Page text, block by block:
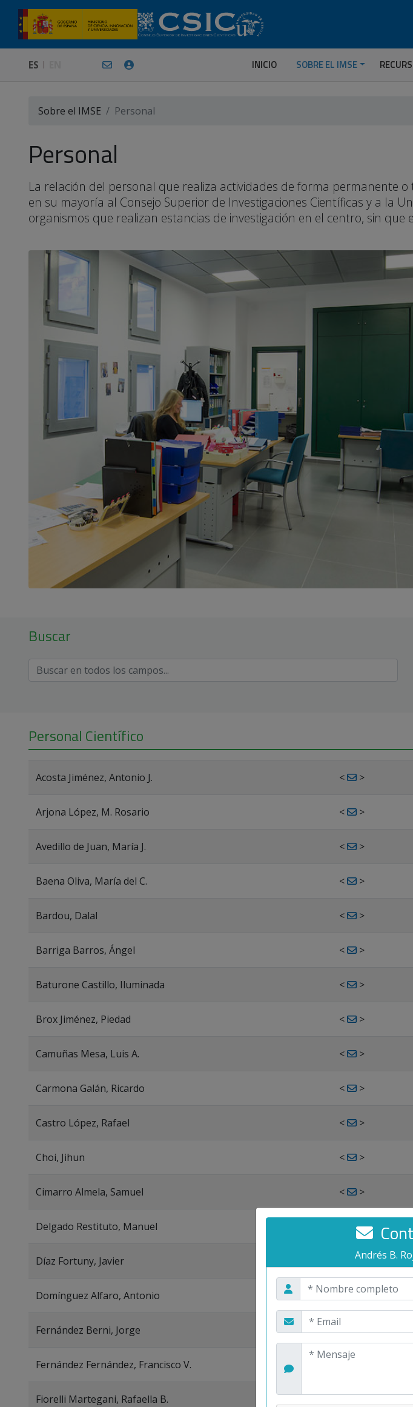
ES INICIO SOBRE EL IMSE
Sobre el IMSE Personal
Personal
La relación del personal que realiza actividades de forma permanente
en su mayoría al Consejo Superior de Investigaciones Científicas y a la
organismos que realizan estancias de investigación en el centro, sin
Andrés B.
Buscar
Personal Científico
Acosta Jiménez, Antonio J. < >
Arjona López, M. Rosario < >
Avedillo de Juan, María J. < >
Baena Oliva, María del C. < >
Bardou, Dalal < >
Barriga Barros, Ángel < >
Baturone Castillo, Iluminada < >
Brox Jiménez, Piedad < >
Camuñas Mesa, Luis A. < >
Carmona Galán, Ricardo < >
Castro López, Rafael < >
Choi, Jihun < >
Cimarro Almela, Samuel < >
Delgado Restituto, Manuel >
Díaz Fortuny, Javier >
Domínguez Alfaro, Antonio < >
Fernández Berni, Jorge < >
Fernández Fernández, Francisco V.
Fiorelli Martegani, Rafaella B. < >